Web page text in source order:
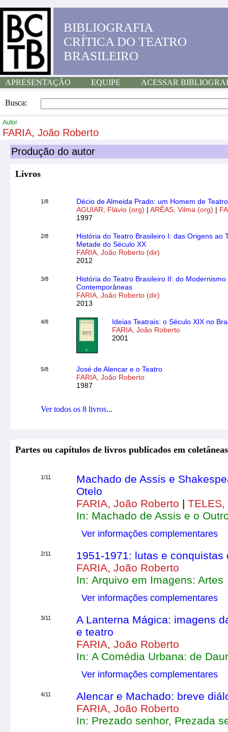
BIBLIOGRAFIA
CRÍTICA DO TEATRO
BRASILEIRO
APRESENTAÇÃO EQUIPE ACESSAR
Busca:
Autor
FARIA, João Roberto
Produção do autor
Livros
1/8
Décio de Almeida Prado: um Homem de Teatro
AGUIAR, Flávio (org) | ARÊAS, Vilma (org) |
1997
2/8
História do Teatro Brasileiro I: das Origens ao
Metade do Século XX
FARIA, João Roberto (dir)
2012
3/8
História do Teatro Brasileiro II: do Modernismo
Contemporâneas
FARIA, João Roberto (dir)
2013
4/8
Ideias Teatrais: o Século XIX no
FARIA, João Roberto
2001
5/8
José de Alencar e o Teatro
FARIA, João Roberto
1987
Ver todos os 8 livros...
Partes ou capítulos de livros publicados em
1/11
Machado de Assis e
Otelo
FARIA, João Roberto | TELES,
In: Machado de Assis e o
Ver informações complementares
2/11
1951-1971: lutas e conquistas
FARIA, João Roberto
In: Arquivo em Imagens: Artes
Ver informações complementares
3/11
A Lanterna Mágica: imagens
e teatro
FARIA, João Roberto
In: A Comédia Urbana: de
Ver informações complementares
4/11
Alencar e Machado: breve
FARIA, João Roberto
In: Prezado senhor, Prezada